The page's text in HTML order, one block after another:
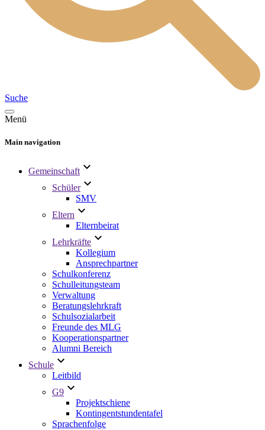
Suche
Menü
Main navigation
Gemeinschaft
Schüler
SMV
Eltern
Elternbeirat
Lehrkräfte
Kollegium
Ansprechpartner
Schulkonferenz
Schulleitungsteam
Verwaltung
Beratungslehrkraft
Schulsozialarbeit
Freunde des MLG
Kooperationspartner
Alumni Bereich
Schule
Leitbild
G9
Projektschiene
Kontingentstundentafel
Sprachenfolge